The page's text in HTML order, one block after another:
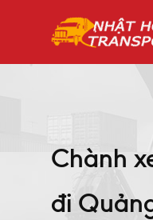
Chành
đi